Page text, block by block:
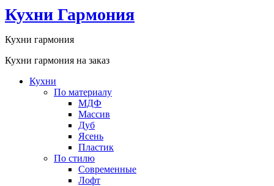
Кухни Гармония
Кухни гармония
Кухни гармония на заказ
Кухни
По материалу
МДФ
Массив
Дуб
Ясень
Пластик
По стилю
Современные
Лофт